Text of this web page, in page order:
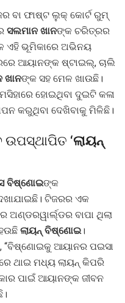
ବା ଫାଷ୍ଟ ଲୁକ୍ କୋର୍ଟ ରୁମ୍
ସଲମାନ ଖାନଙ୍କ ଚରିତ୍ରର
ଏହି ଭୂମିକାରେ ଅଭିନୟ
ଆୟାନଙ୍କ ଷ୍ଟାଇଲ୍, ଚାଲି
ଖାନଙ୍କ ସହ ମେଳ ଖାଉଛି।
ହୋଇଥିବା ଦୁଇଟି କଳା
କରୁଥିବା ଦେଖିବାକୁ ମିଳିଛି।
ଉପସ୍ଥାପିତ ‘ଲାୟନ୍
ବିଷ୍ଣୋଇଙ୍କ
ଟିଜରର ଏକ
ଅଣ୍ଡରୱାର୍ଲ୍ଡର ବାପା ଥିଲା
ଲାୟନ୍ ବିଷ୍ଣୋଇ ।
“ବିଷ୍ଣୋଇକୁ ଆୟାନର ପଇସା
ଥାଇ ମଧ୍ୟ ଲାୟନ୍ କିପରି
ପାଇଁ ଆୟାନଙ୍କ ଜୀବନ